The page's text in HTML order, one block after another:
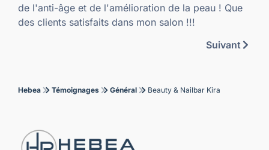
de l'anti-âge et de l'amélioration de la peau ! Que
des clients satisfaits dans mon salon !!!
Suivant
Hebea Témoignages Général Beauty & Nailbar Kira